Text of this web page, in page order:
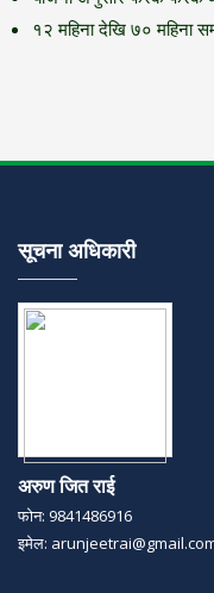
१२ महिना देखि ७० महिना
सूचना अधिकारी
अरुण जित राई
फोन: 9841486916
इमेल: